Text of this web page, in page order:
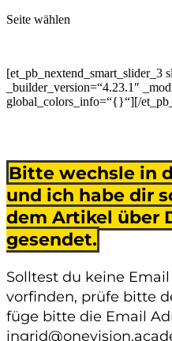
Seite wählen
[et_pb_nextend_smart_slider_3
_builder_version=“4.23.1″
global_colors_info=“{}“][/
Bitte wechsle in
und ich habe dir
dem Artikel über
gesendet.
Solltest du keine
vorfinden, prüfe bitte
füge bitte die Email